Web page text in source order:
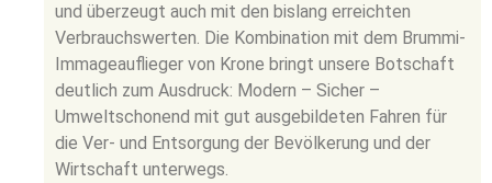
und überzeugt auch mit den bislang erreichten
Verbrauchswerten. Die Kombination mit dem Brummi-
Immageauflieger von Krone bringt unsere Botschaft
deutlich zum Ausdruck: Modern – Sicher –
Umweltschonend mit gut ausgebildeten Fahren für
die Ver- und Entsorgung der Bevölkerung und der
Wirtschaft unterwegs.